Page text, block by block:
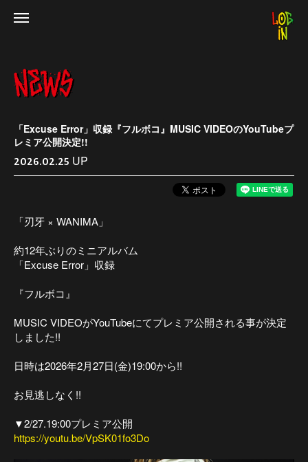
「Excuse Error」収録『フルボコ』MUSIC VIDEOのYouTubeプ
レミア公開決定!!
2026.02.25 UP
「刃牙 × WANIMA」
約12年ぶりのミニアルバム
「Excuse Error」収録
『フルボコ』
MUSIC VIDEOがYouTubeにてプレミア公開される事が決定
しました!!
日時は2026年2月27日(金)19:00から!!
お見逃しなく!!
▼2/27.19:00プレミア公開
https://youtu.be/VpSK01fo3Do